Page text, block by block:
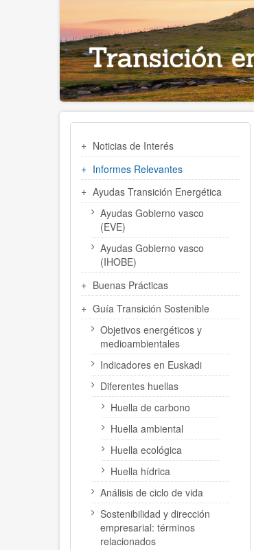
TRANSICIÓN
ENERGÉTICA
Noticias de Interés
Informes Relevantes
Ayudas Transición Energética
Ayudas Gobierno vasco
(EVE)
Ayudas Gobierno vasco
(IHOBE)
Buenas Prácticas
Guía Transición Sostenible
Objetivos energéticos y
medioambientales
Indicadores en Euskadi
Diferentes huellas
Huella de carbono
Huella ambiental
Huella ecológica
Huella hídrica
Análisis de ciclo de vida
Sostenibilidad y dirección
empresarial: términos
relacionados